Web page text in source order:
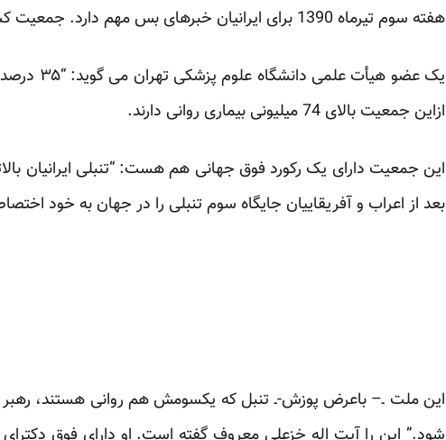
هفته سوم تیرماه 1390 برای ایرانیان خبرهای بس مهم دارد. جمعیت کشور به ۷۴.۵ میلیون نفر می رسد.
یک عضو
ازاین جمعیت بالای 74 میلیونی بیماری روانی دارند.
این جمعیت دارای یک رکورد فوق جهانی هم هست: “تنبلی ایرانیان
بعد از اعراب و آفریقاییان جایگاه سوم تنبلی را در جهان به خود
این ملت ـ– باعرض پوزش-ـ تنبل که یکسومش هم روانی هستند،